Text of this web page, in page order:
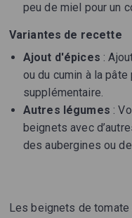
peu de miel pour un
Variantes de recette
Ajout d'épices :
ou du cumin à la
supplémentaire.
Autres légumes :
beignets avec
des aubergines ou
Les beignets de